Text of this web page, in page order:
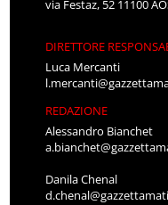
via Festaz, 52 11100
DIRETTORE
Luca Mercanti
REDAZIONE
Alessandro Bianchet
Danila Chenal